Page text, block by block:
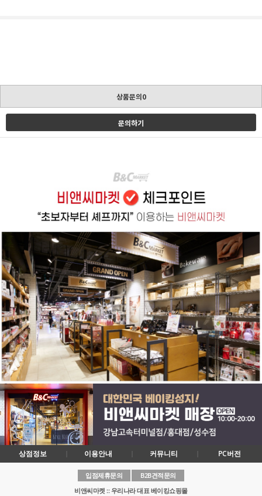
상품문의0
문의하기
상점정보 이용안내 커뮤니티 PC버전
입점제휴문의
B2B견적문의
비앤씨마켓 :: 우리나라 대표 베이킹쇼핑몰